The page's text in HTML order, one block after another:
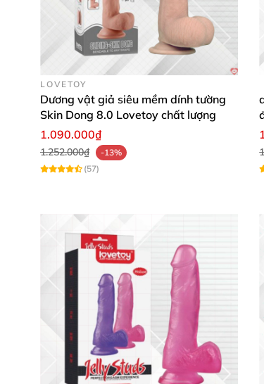
LOVETOY
Dương vật giả siêu mềm dính tường
Skin Dong 8.0 Lovetoy chất lượng
1.090.000₫
1.252.000₫
-13%
(57)